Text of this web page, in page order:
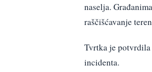
naselja.
raščišćavanje
Tvrtka je
incidenta.